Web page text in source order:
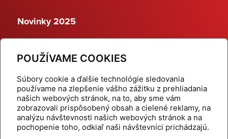
POUŽÍVAME COOKIES
Súbory cookie a ďalšie technológie sledovania
používame na zlepšenie vášho zážitku z prehliadania
našich webových stránok, na to, aby sme vám
zobrazovali prispôsobený obsah a cielené reklamy, na
analýzu návštevnosti našich webových stránok a na
pochopenie toho, odkiaľ naši návštevníci prichádzajú.
Novinky 2025
Dynamické termostatické ventily
Domov
Produkty
Aktuality
Odber šikovné tipy